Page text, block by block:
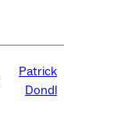
Patrick
Dondl